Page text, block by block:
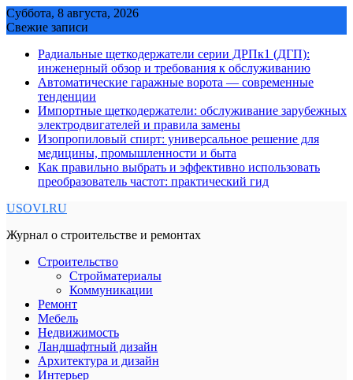
Skip
to
Суббота, 8 августа, 2026
Свежие записи
Радиальные щеткодержатели серии ДРПк1 (ДГП):
инженерный обзор и требования к обслуживанию
Автоматические гаражные ворота — современные
тенденции
Импортные щеткодержатели: обслуживание зарубежных
электродвигателей и правила замены
Изопропиловый спирт: универсальное решение для
медицины, промышленности и быта
Как правильно выбрать и эффективно использовать
преобразователь частот: практический гид
USOVI.RU
Журнал о строительстве и ремонтах
Строительство
Стройматериалы
Коммуникации
Ремонт
Мебель
Недвижимость
Ландшафтный дизайн
Архитектура и дизайн
Интерьер